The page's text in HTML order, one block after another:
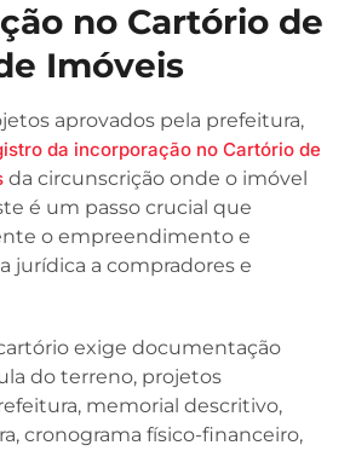
no Cartório de
Imóveis
aprovados pela prefeitura,
da incorporação no Cartório de
da circunscrição onde o imóvel
é um passo crucial que
o empreendimento e
jurídica a compradores e
exige documentação
do terreno, projetos
memorial descritivo,
cronograma físico-financeiro,